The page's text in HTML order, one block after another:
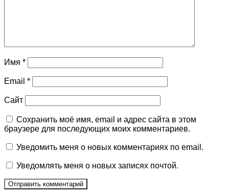
Имя *
Email *
Сайт
Сохранить моё имя, email и адрес сайта в этом
браузере для последующих моих комментариев.
Уведомить меня о новых комментариях по email.
Уведомлять меня о новых записях почтой.